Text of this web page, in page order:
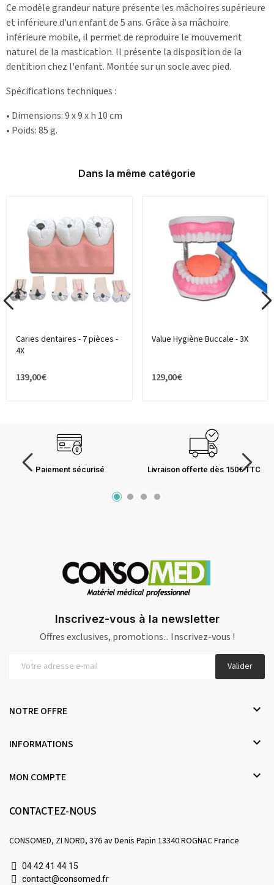
Ce modèle grandeur nature présente les mâchoires supérieure
et inférieure d'un enfant de 5 ans. Grâce à sa mâchoire
inférieure mobile, il permet de reproduire le mouvement
naturel de la mastication. Il présente la disposition de la
dentition chez l'enfant. Montée sur un socle avec pied.
Spécifications techniques :
• Dimensions: 9 x 9 x h 10 cm
• Poids: 85 g.
Dans la même catégorie
Caries dentaires - 7 pièces -
4X
139,00 €
Value Hygiène Buccale - 3X
129,00 €
Paiement sécurisé Livraison offerte dès 150€ TTC
Inscrivez-vous à la newsletter
Offres exclusives, promotions... Inscrivez-vous !
Valider
NOTRE OFFRE 
INFORMATIONS 
MON COMPTE 
CONTACTEZ-NOUS
CONSOMED, ZI NORD, 376 av Denis Papin 13340 ROGNAC France
04 42 41 44 15
contact@consomed.fr